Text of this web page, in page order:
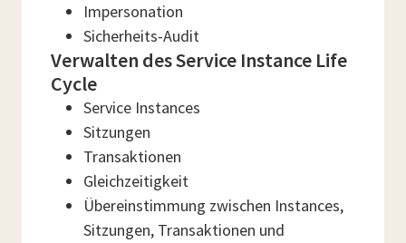
Impersonation
Sicherheits-Audit
Verwalten des Service Instance Life
Cycle
Service Instances
Sitzungen
Transaktionen
Gleichzeitigkeit
Übereinstimmung zwischen Instances,
Sitzungen, Transaktionen und